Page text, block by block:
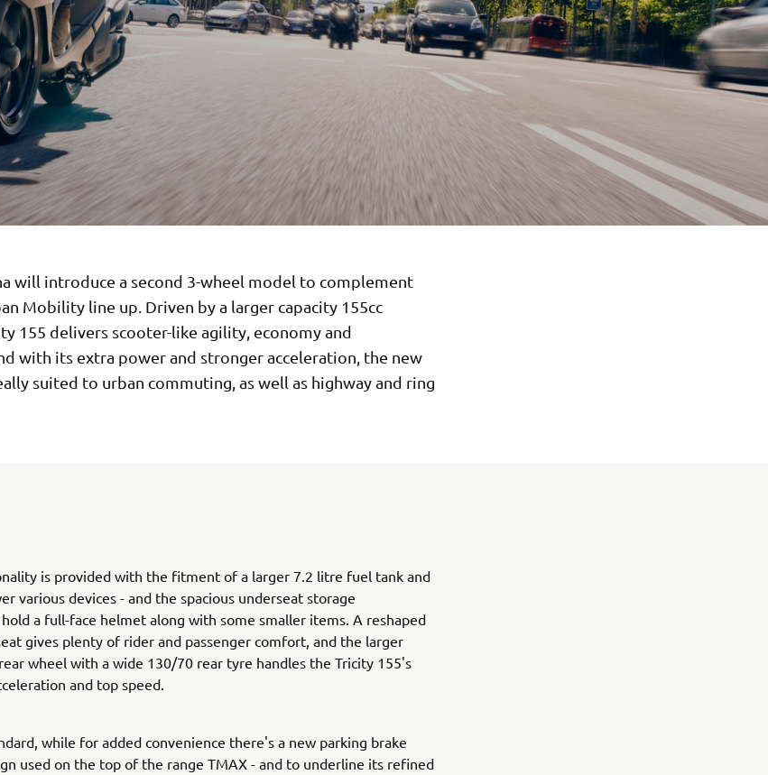
will introduce a second 3-wheel model to complement
Mobility line up. Driven by a larger capacity 155cc
155 delivers scooter-like agility, economy and
with its extra power and stronger acceleration, the new
suited to urban commuting, as well as highway and ring
is provided with the fitment of a larger 7.2 litre fuel tank and
various devices - and the spacious underseat storage
a full-face helmet along with some smaller items. A reshaped
gives plenty of rider and passenger comfort, and the larger
wheel with a wide 130/70 rear tyre handles the Tricity 155's
and top speed.
while for added convenience there's a new parking brake
used on the top of the range TMAX - and to underline its refined